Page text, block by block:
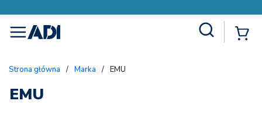
menu
Strona główna / Marka / EMU
EMU